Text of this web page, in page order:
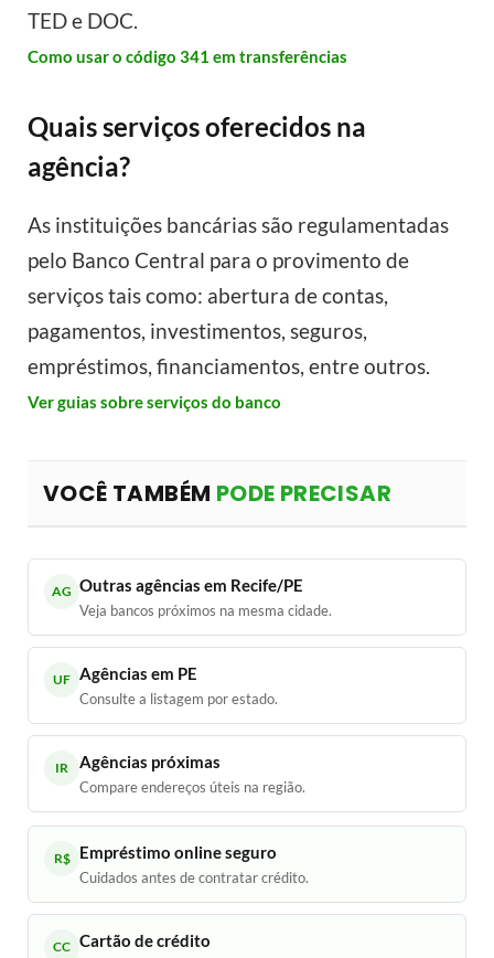
TED e DOC.
Como usar o código 341 em transferências
Quais serviços oferecidos na
agência?
As instituições bancárias são regulamentadas
pelo Banco Central para o provimento de
serviços tais como: abertura de contas,
pagamentos, investimentos, seguros,
empréstimos, financiamentos, entre outros.
Ver guias sobre serviços do banco
VOCÊ TAMBÉM PODE PRECISAR
AG Outras agências em Recife/PE
Veja bancos próximos na mesma cidade.
UF Agências em PE
Consulte a listagem por estado.
IR Agências próximas
Compare endereços úteis na região.
R$ Empréstimo online seguro
Cuidados antes de contratar crédito.
CC Cartão de crédito